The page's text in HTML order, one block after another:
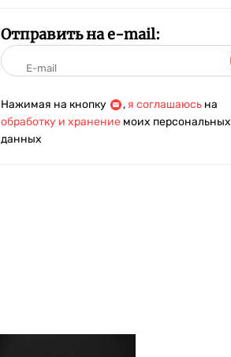
Отправить на e-mail:
Нажимая на кнопку , я соглашаюсь на
обработку и хранение моих персональных
данных